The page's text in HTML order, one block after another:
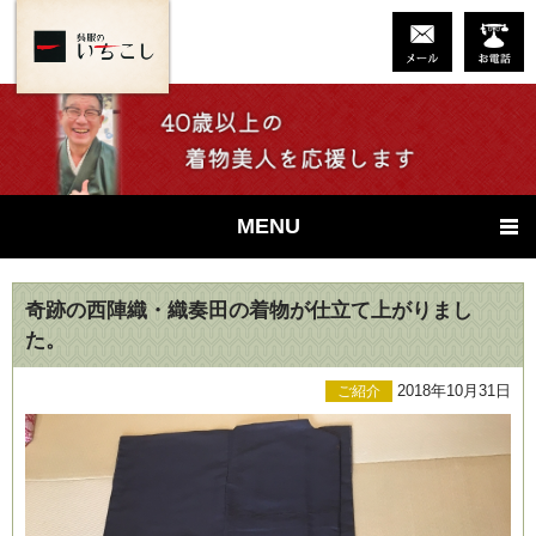
MENU
奇跡の西陣織・織奏田の着物が仕立て上がりまし
た。
ご紹介 2018年10月31日